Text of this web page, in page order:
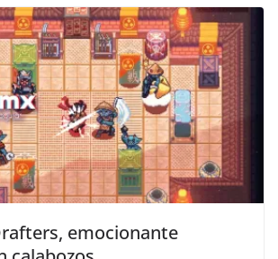
emocionante